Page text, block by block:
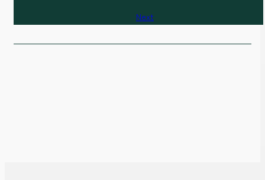
Next